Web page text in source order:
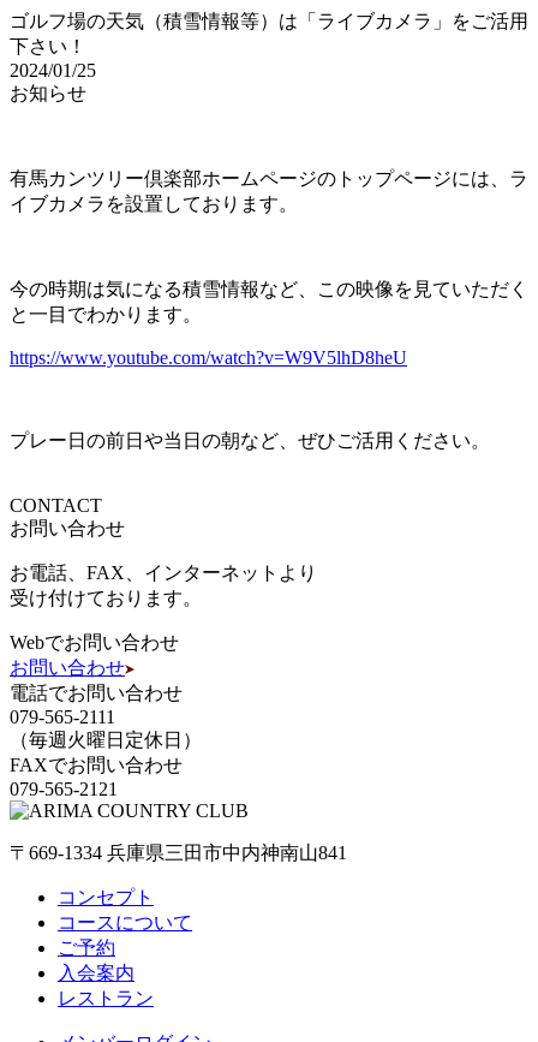
ゴルフ場の天気（積雪情報等）は「ライブカメラ」をご活用
下さい！
2024/01/25
お知らせ
有馬カンツリー倶楽部ホームページのトップページには、ラ
イブカメラを設置しております。
今の時期は気になる積雪情報など、この映像を見ていただく
と一目でわかります。
https://www.youtube.com/watch?v=W9V5lhD8heU
プレー日の前日や当日の朝など、ぜひご活用ください。
CONTACT
お問い合わせ
お電話、FAX、インターネットより
受け付けております。
Webでお問い合わせ
お問い合わせ
電話でお問い合わせ
079-565-2111
（毎週火曜日定休日）
FAXでお問い合わせ
079-565-2121
〒669-1334 兵庫県三田市中内神南山841
コンセプト
コースについて
ご予約
入会案内
レストラン